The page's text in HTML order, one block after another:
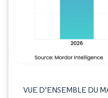
VUE D’ENSEMBLE DU